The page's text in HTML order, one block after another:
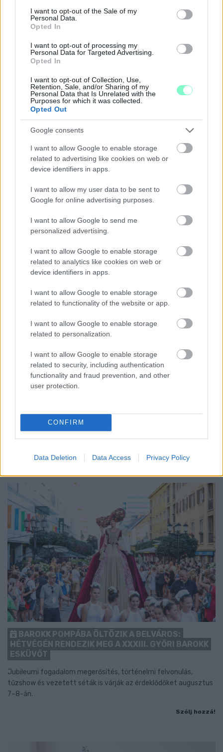
consent section.
I want to opt-out of the Sale of my
Personal Data.
Opted In
I want to opt-out of processing my
Personal Data for Targeted Advertising.
Opted In
I want to opt-out of Collection, Use,
Retention, Sale, and/or Sharing of my
Personal Data that Is Unrelated with the
Purposes for which it was collected.
Opted Out
Google consents
I want to allow Google to enable storage
related to advertising like cookies on web or
device identifiers in apps.
I want to allow my user data to be sent to
Google for online advertising purposes.
I want to allow Google to send me
personalized advertising.
I want to allow Google to enable storage
related to analytics like cookies on web or
device identifiers in apps.
I want to allow Google to enable storage
related to functionality of the website or app.
I want to allow Google to enable storage
related to personalization.
I want to allow Google to enable storage
related to security, including authentication
functionality and fraud prevention, and other
user protection.
CONFIRM
Data Deletion Data Access Privacy Policy
KIVÁLÓ PROGRAM VÁR MINDENKIT EZEN A HÉTVÉGÉN
GYŐRBEN
Középpontban a hagyományőrzés, de lesz Pogány Induló és
Majka koncert, jóga szeánsz, “borhajózás” és egy csomó minden
Szólj hozzá!
ENERGIATAKARÉKOSSÁG: KORÁBBAN KEZDŐDIK
A GYŐRI AUDI ETO KC PÉNTEKI FELKÉSZÜLÉSI
Az energiaellátás tehermentesítése érdekében másfél órával
előrébb hozták a Brest Bretagne Handball elleni találkozó
BAROKK POMPÁBA ÖLTÖZIK A BELVÁROS:
HÉTVÉGÉN RENDEZIK MEG A XXXIII. GYŐRI BAROKK
ESKÜVŐT
Jubileumi fogadalom megerősítés, történelmi felvonulás,
tűzshow és vezetett séták is várják az érdeklődőket augusztus
7–8-án.
Szólj hozzá!